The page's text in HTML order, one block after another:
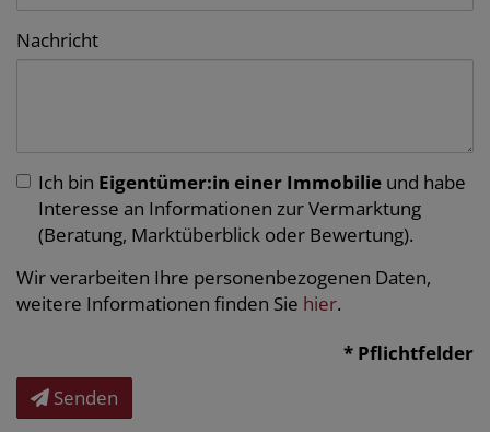
Nachricht
Ich bin Eigentümer:in einer Immobilie und habe
Interesse an Informationen zur Vermarktung
(Beratung, Marktüberblick oder Bewertung).
Wir verarbeiten Ihre personenbezogenen Daten,
weitere Informationen finden Sie hier.
Senden
* Pflichtfelder